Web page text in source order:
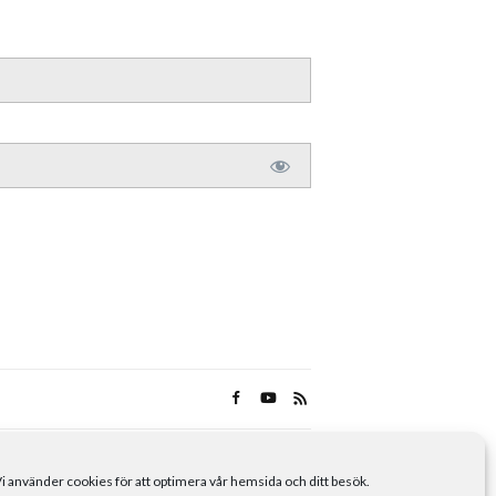
använder cookies för att optimera vår hemsida och ditt besök.